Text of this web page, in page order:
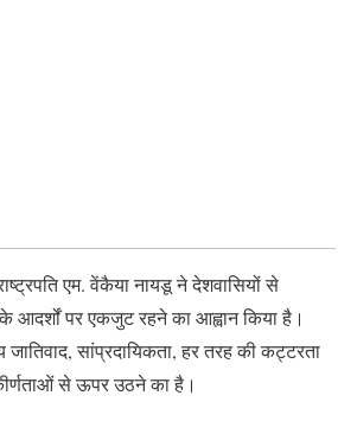
एम. वेंकैया नायडू ने देशवासियों से
के आदर्शों पर एकजुट रहने का आह्वान किया है।
सांप्रदायिकता, हर तरह की कट्टरता
से ऊपर उठने का है।